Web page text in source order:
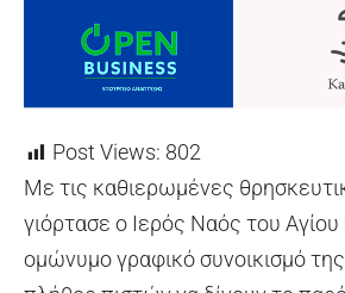
Post Views: 802
Με τις καθιερωμένες
γιόρτασε ο Ιερός Ναός του
ομώνυμο γραφικό συνοικισμό